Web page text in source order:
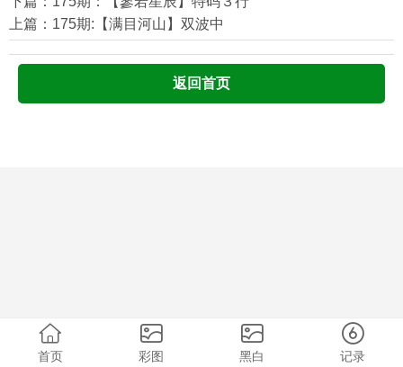
上篇：175期:【满目河山】双波中
返回首页
首页 彩图 黑白 记录